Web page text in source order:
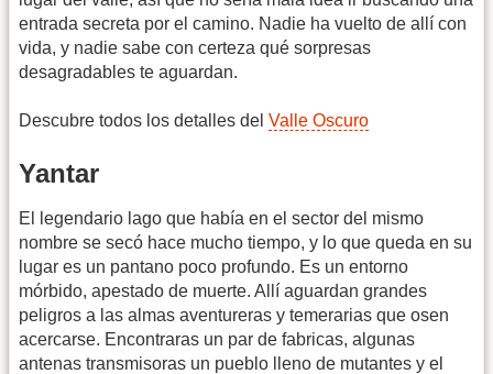
entrada secreta por el camino. Nadie ha vuelto de allí con
vida, y nadie sabe con certeza qué sorpresas
desagradables te aguardan.
Descubre todos los detalles del Valle Oscuro
Yantar
El legendario lago que había en el sector del mismo
nombre se secó hace mucho tiempo, y lo que queda en su
lugar es un pantano poco profundo. Es un entorno
mórbido, apestado de muerte. Allí aguardan grandes
peligros a las almas aventureras y temerarias que osen
acercarse. Encontraras un par de fabricas, algunas
antenas transmisoras un pueblo lleno de mutantes y el